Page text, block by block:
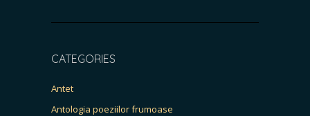
CATEGORIES
Antet
Antologia poeziilor frumoase